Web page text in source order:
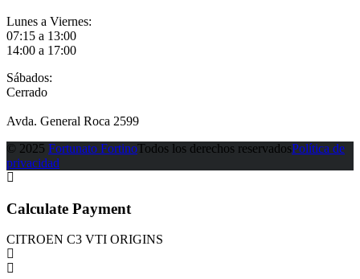
Lunes a Viernes:
07:15 a 13:00
14:00 a 17:00
Sábados:
Cerrado
Avda. General Roca 2599
© 2025 Fortunato FortinoTodos los derechos reservadosPolítica de
privacidad
Calculate Payment
CITROEN C3 VTI ORIGINS